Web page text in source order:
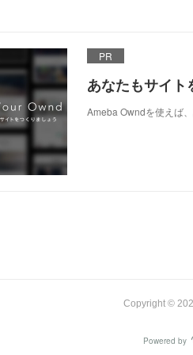
PR
あなたもサイト
Ameba Owndを使えば
Copyright ©
Powered by